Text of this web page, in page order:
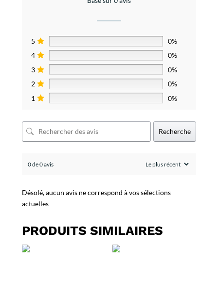
5
0%
4
0%
3
0%
2
0%
1
0%
Recherche
0 de 0 avis
Désolé, aucun avis ne correspond à vos sélections
actuelles
PRODUITS SIMILAIRES